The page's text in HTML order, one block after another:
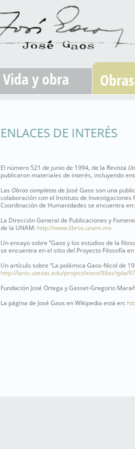
Vida y obra
ENLACES DE INTERÉS
El número 521 de junio de 1994, de la Revista
publicaron materiales de interés, incluyendo
Las Obras completasde José Gaos son una
colaboración con el Instituto de Investigaciones
Coordinación de Humanidades se encuentra en:
La Dirección General de Publicaciones y
de la UNAM: http://www.libros.unam.mx
Un ensayo sobre “Gaos y los estudios de la
se encuentra en el sitio del Proyecto Filosofía
Un artículo sobre “La polémica Gaos-Nicol de
http://lanic.utexas.edu/project/etext/llilas/tpla/
Fundación José Ortega y Gasset-Gregorio
La página de José Gaos en Wikipedia está en: